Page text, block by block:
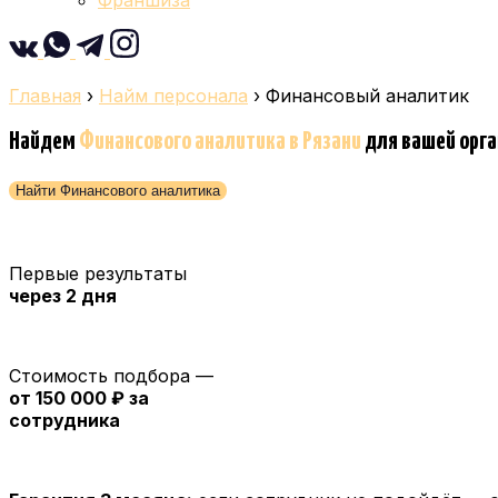
Главная › Найм персонала › Финансовый аналитик
Найдем Финансового аналитика в Рязани для вашей
Найти Финансового аналитика
Первые результаты
через 2 дня
Стоимость подбора —
от 150 000 ₽ за
сотрудника